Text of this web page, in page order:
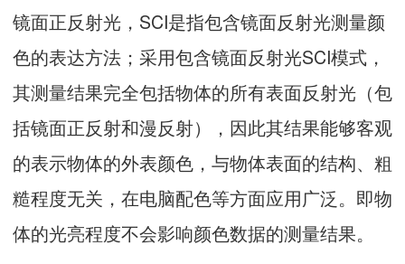
镜面正反射光，SCI是指包含镜面反射光测量颜
色的表达方法；采用包含镜面反射光SCI模式，
其测量结果完全包括物体的所有表面反射光（包
括镜面正反射和漫反射），因此其结果能够客观
的表示物体的外表颜色，与物体表面的结构、粗
糙程度无关，在电脑配色等方面应用广泛。即物
体的光亮程度不会影响颜色数据的测量结果。